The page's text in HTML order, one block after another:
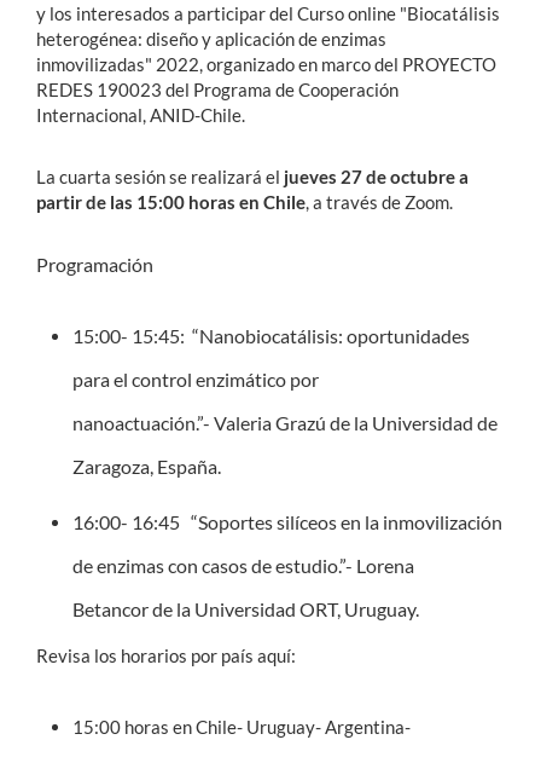
y los interesados a participar del Curso online "Biocatálisis
heterogénea: diseño y aplicación de enzimas
inmovilizadas" 2022, organizado en marco del PROYECTO
REDES 190023 del Programa de Cooperación
Internacional, ANID-Chile.
La cuarta sesión se realizará el jueves 27 de octubre a
partir de las 15:00 horas en Chile , a través de Zoom.
Programación
15:00- 15:45: “Nanobiocatálisis: oportunidades
para el control enzimático por
nanoactuación.”- Valeria Grazú de la Universidad de
Zaragoza, España.
16:00- 16:45 “Soportes silíceos en la inmovilización
de enzimas con casos de estudio.”- Lorena
Betancorde la Universidad ORT, Uruguay.
Revisa los horarios por país aquí:
15:00 horas en Chile- Uruguay- Argentina-